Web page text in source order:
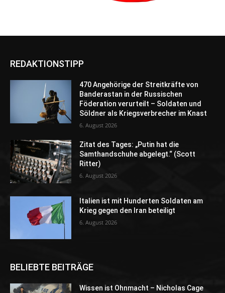
REDAKTIONSTIPP
470 Angehörige der Streitkräfte von
Banderastan in der Russischen
Föderation verurteilt – Soldaten und
Söldner als Kriegsverbrecher im Knast
6. August 2026
Zitat des Tages: „Putin hat die
Samthandschuhe abgelegt.“ (Scott
Ritter)
6. August 2026
Italien ist mit Hunderten Soldaten am
Krieg gegen den Iran beteiligt
6. August 2026
BELIEBTE BEITRÄGE
Wissen ist Ohnmacht – Nicholas Cage